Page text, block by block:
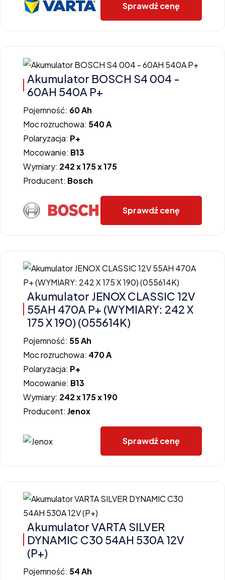
Sprawdź cenę
Akumulator BOSCH S4 004 -
60AH 540A P+
Pojemność: 60 Ah
Moc rozruchowa: 540 A
Polaryzacja: P+
Mocowanie: B13
Wymiary: 242 x 175 x 175
Producent: Bosch
Sprawdź cenę
Akumulator JENOX CLASSIC 12V
55AH 470A P+ (WYMIARY: 242 X
175 X 190) (055614K)
Pojemność: 55 Ah
Moc rozruchowa: 470 A
Polaryzacja: P+
Mocowanie: B13
Wymiary: 242 x 175 x 190
Producent: Jenox
Sprawdź cenę
Akumulator VARTA SILVER
DYNAMIC C30 54AH 530A 12V
(P+)
Pojemność: 54 Ah